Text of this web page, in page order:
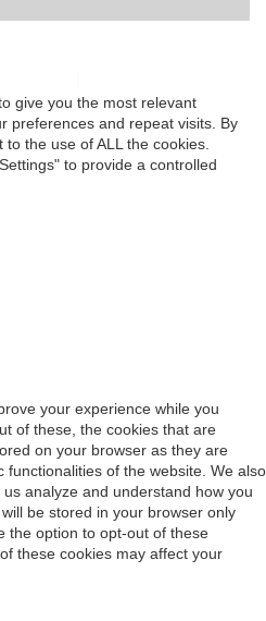
give you the most relevant
preferences and repeat visits. By
to the use of ALL the cookies.
to provide a controlled
your experience while you
of these, the cookies that are
on your browser as they are
functionalities of the website. We also
analyze and understand how you
be stored in your browser only
the option to opt-out of these
these cookies may affect your